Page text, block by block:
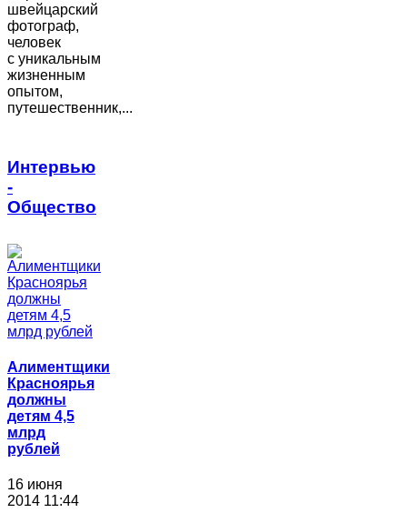
швейцарский
фотограф,
человек
с уникальным
жизненным
опытом,
путешественник,...
Интервью
-
Общество
Алиментщики
Красноярья
должны
детям 4,5
млрд
рублей
16 июня
2014 11:44